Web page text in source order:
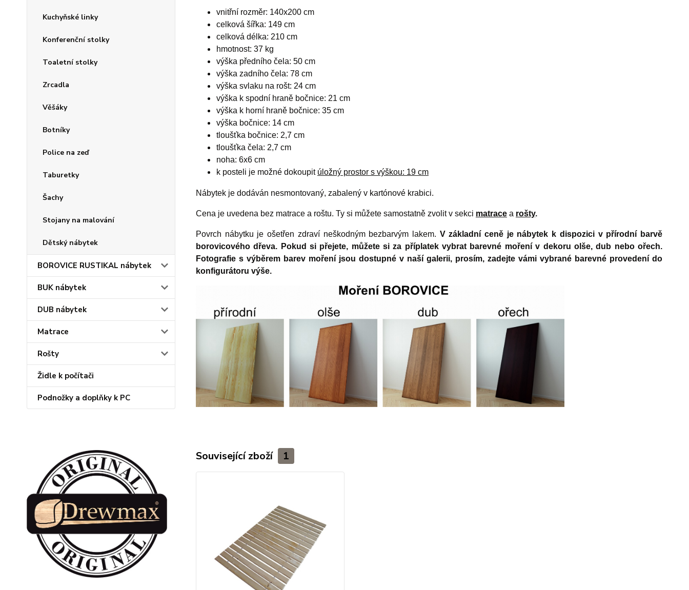
Kuchyňské linky
Konferenční stolky
Toaletní stolky
Zrcadla
Věšáky
Botníky
Police na zeď
Taburetky
Šachy
Stojany na malování
Dětský nábytek
BOROVICE RUSTIKAL nábytek
BUK nábytek
DUB nábytek
Matrace
Rošty
Židle k počítači
Podnožky a doplňky k PC
vnitřní rozměr: 140x200 cm
celková šířka: 149 cm
celková délka: 210 cm
hmotnost: 37 kg
výška předního čela: 50 cm
výška zadního čela: 78 cm
výška svlaku na rošt: 24 cm
výška k spodní hraně bočnice: 21 cm
výška k horní hraně bočnice: 35 cm
výška bočnice: 14 cm
tloušťka bočnice: 2,7 cm
tloušťka čela: 2,7 cm
noha: 6x6 cm
k posteli je možné dokoupit úložný prostor s výškou: 19 cm
Nábytek je dodáván nesmontovaný, zabalený v kartónové krabici.
Cena je uvedena bez matrace a roštu. Ty si můžete samostatně zvolit v sekci matracea rošty.
Povrch nábytku je ošetřen zdraví neškodným bezbarvým lakem. V základní ceně je nábytek k dispozici v přírodní barvě
borovicového dřeva. Pokud si přejete, můžete si za příplatek vybrat barevné mořenív dekoru olše, dub nebo ořech.
Fotografie s výběrem barev moření jsou dostupné v naší galerii, prosím, zadejte vámi vybrané barevné provedení do
konfigurátoru výše.
Související zboží 1